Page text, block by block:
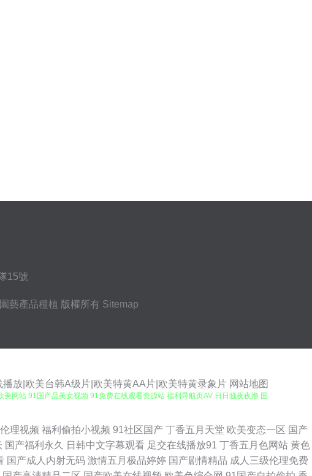
15號
園藝產品種植 版權所有 Sitemap
放|欧美台韩A级片|欧美特黄AA片|欧美特黄录象片 网站地图
网站 91国产品美女视频 91免费在线观看资源站 福利导航页AV 日日骚夜夜撸 国
传媒国 91AV社区 熟女福利导航 免费观看mv入口 国产传媒视频在线观看 91最新
理视频 福利偷拍小视频 91社区国产 丁香五月天堂 欧美变态一区 国产
国产福利永久 日韩中文字幕观看 足交在线播放91 丁香五月色网站 黄色
国产成人内射无码 激情五月极品婷婷 国产剧情精品 成人三级伦理免费